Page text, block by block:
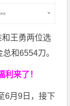
王勇两位选
和6554刀。
利来了！
6月9日，接下